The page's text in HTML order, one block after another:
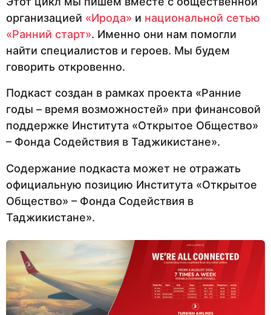
организацией «Ирода» и национальной сетью
«Ранний старт». Именно они нам помогли
найти специалистов и героев. Мы будем
говорить откровенно.
Подкаст создан в рамках проекта «Ранние
годы – время возможностей» при финансовой
поддержке Института «Открытое Общество»
– Фонда Содействия в Таджикистане».
Содержание подкаста может не отражать
официальную позицию Института «Открытое
Общество» – Фонда Содействия в
Таджикистане».